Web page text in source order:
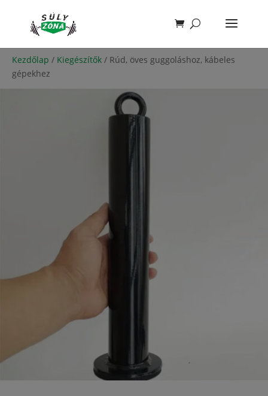
Kezdőlap / Kiegészítők / Rúd, öves guggoláshoz, kábeles
gépekhez